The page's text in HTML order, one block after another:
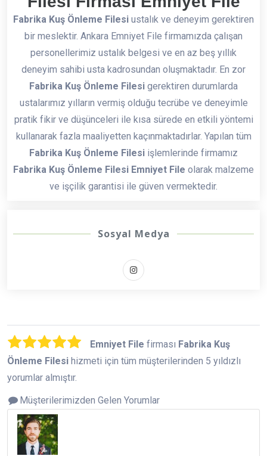
Fabrika Kuş Önleme Filesi ustalık ve deneyim gerektiren
bir meslektir. Ankara Emniyet File firmamızda çalışan
personellerimiz ustalık belgesi ve en az beş yıllık
deneyim sahibi usta kadrosundan oluşmaktadır. En zor
Fabrika Kuş Önleme Filesi gerektiren durumlarda
ustalarımız yılların vermiş olduğu tecrübe ve deneyimle
pratik fikir ve düşünceleri ile kısa sürede en etkili yöntemi
kullanarak fazla maaliyetten kaçınmaktadırlar. Yapılan tüm
Fabrika Kuş Önleme Filesi işlemlerinde firmamız
Fabrika Kuş Önleme Filesi Emniyet File olarak malzeme
ve işçilik garantisi ile güven vermektedir.
Sosyal Medya
Emniyet File firması Fabrika Kuş
Önleme Filesi hizmeti için tüm müşterilerinden 5 yıldızlı
yorumlar almıştır.
Müşterilerimizden Gelen Yorumlar